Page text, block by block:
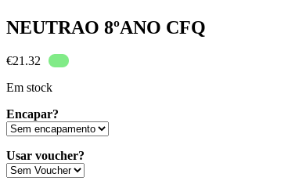
NEUTRAO 8ºANO CFQ
€21.32
Em stock
Encapar?
Usar voucher?